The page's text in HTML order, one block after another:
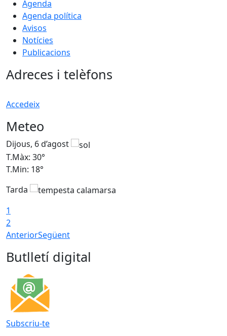
Agenda
Agenda política
Avisos
Notícies
Publicacions
Adreces i telèfons
Accedeix
Meteo
Dijous, 6 d’agost
T.Màx: 30°
T.Min: 18°
Tarda
1
2
AnteriorSegüent
Butlletí digital
Subscriu-te